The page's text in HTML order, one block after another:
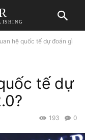
hệ quốc tế dự đoán gì
tế dự
0
193